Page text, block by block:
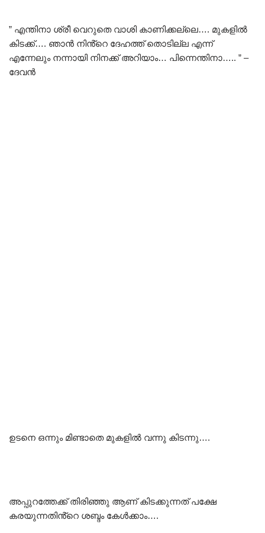
” എന്തിനാ ശ്രീ വെറുതെ വാശി കാണിക്കല്ലെ…. മുകളിൽ
കിടക്ക്…. ഞാൻ നിൻ്റെ ദേഹത്ത് തൊടില്ല എന്ന്
എന്നേലും നന്നായി നിനക്ക് അറിയാം… പിന്നെന്തിനാ….. ” –
ദേവൻ
ഉടനെ ഒന്നും മിണ്ടാതെ മുകളിൽ വന്നു കിടന്നു….
അപ്പുറത്തേക്ക് തിരിഞ്ഞു ആണ് കിടക്കുന്നത് പക്ഷേ
കരയുന്നതിൻ്റെ ശബ്ദം കേൾക്കാം….